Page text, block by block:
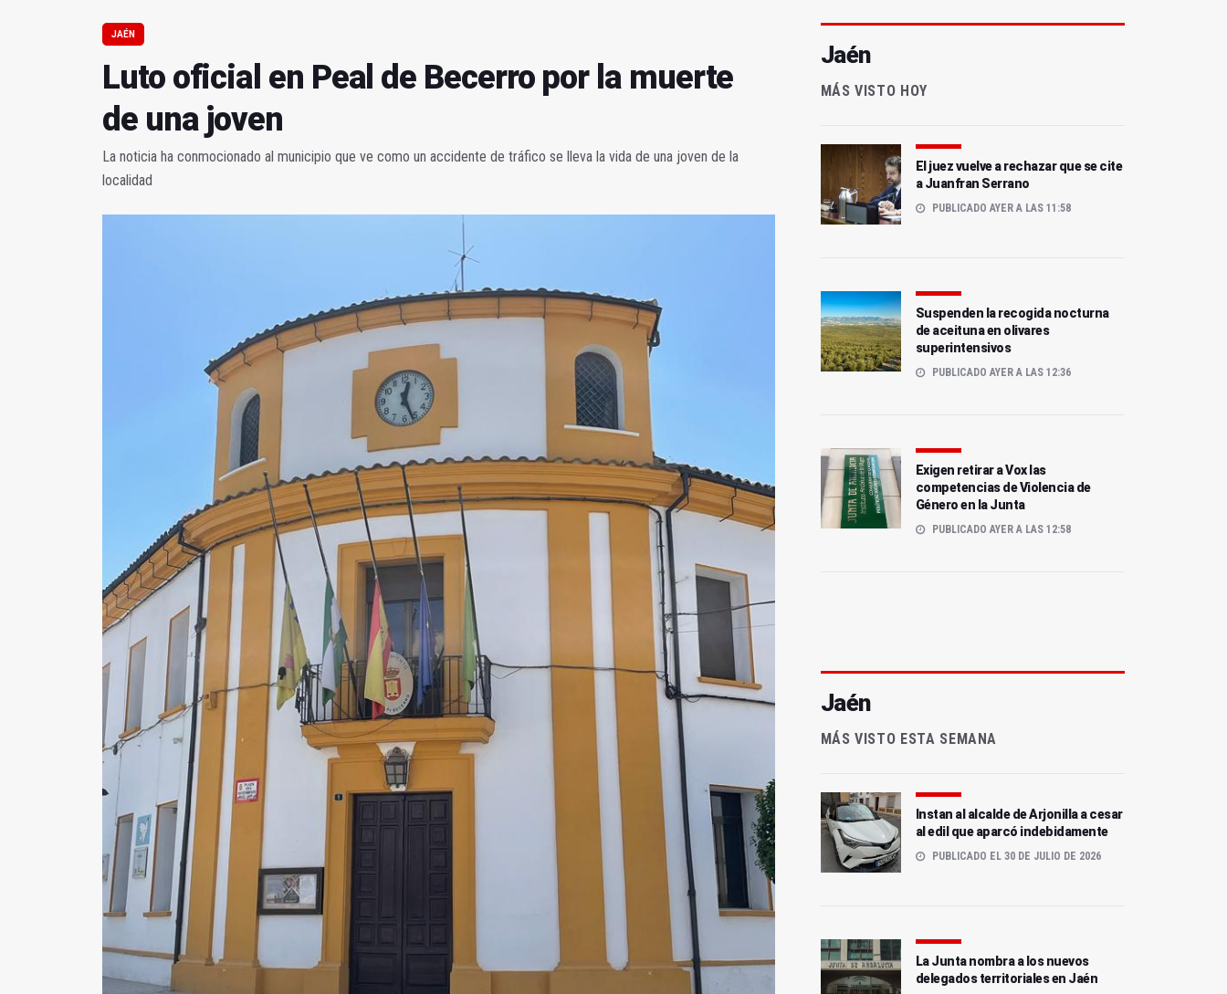
JAÉN
Luto oficial en Peal de Becerro por la muerte
de una joven
La noticia ha conmocionado al municipio que ve como un accidente de tráfico se lleva la vida de una joven de la
localidad
Jaén
MÁS VISTO HOY
El juez vuelve a rechazar que se cite
a Juanfran Serrano
PUBLICADO AYER A LAS 11:58
Suspenden la recogida nocturna
de aceituna en olivares
superintensivos
PUBLICADO AYER A LAS 12:36
Exigen retirar a Vox las
competencias de Violencia de
Género en la Junta
PUBLICADO AYER A LAS 12:58
Jaén
MÁS VISTO ESTA SEMANA
Instan al alcalde de Arjonilla a cesar
al edil que aparcó indebidamente
PUBLICADO EL 30 DE JULIO DE 2026
La Junta nombra a los nuevos
delegados territoriales en Jaén